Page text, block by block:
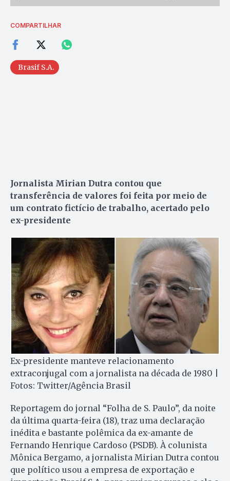
COMPARTILHAR
Brasif S.A.
Jornalista Mirian Dutra contou que
transferência de valores foi feita por meio de
um contrato fictício de trabalho, acertado pelo
ex-presidente
Ex-presidente manteve relacionamento
extraconjugal com a jornalista na década de 1980 |
Fotos: Twitter/Agência Brasil
Reportagem do jornal “Folha de S. Paulo”, da noite
da última quarta-feira (18), traz uma declaração
inédita e bastante polêmica da ex-amante de
Fernando Henrique Cardoso (PSDB). À colunista
Mônica Bergamo, a jornalista Mirian Dutra contou
que político usou a empresa de exportação e